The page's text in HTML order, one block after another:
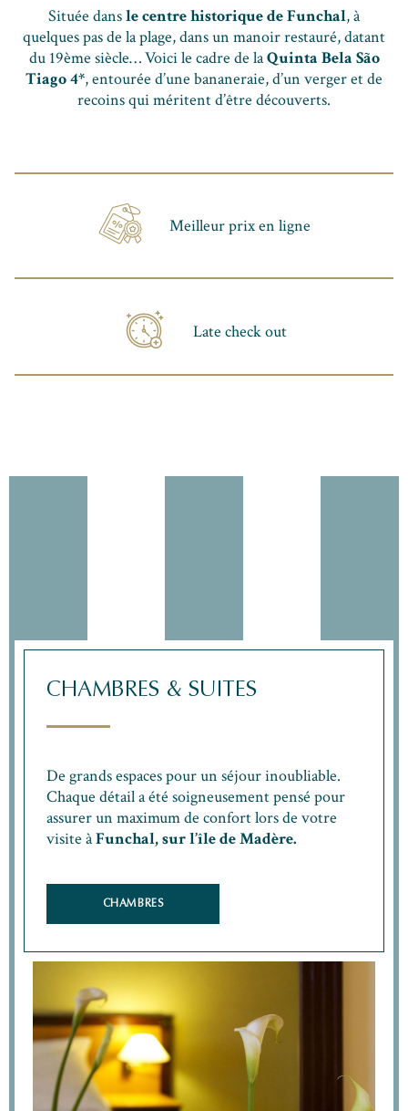
Située dansle centre historique de Funchal, à
quelques pas de la plage, dans un manoir restauré, datant
du 19ème siècle… Voici le cadre de laQuinta Bela São
Tiago 4*, entourée d’une bananeraie, d’un verger et de
recoins qui méritent d’être découverts.
Meilleur prix en ligne
Late check out
CHAMBRES & SUITES
De grands espaces pour un séjour inoubliable.
Chaque détail a été soigneusement pensé pour
assurer un maximum de confort lors de votre
visite àFunchal, sur l’île de Madère.
CHAMBRES